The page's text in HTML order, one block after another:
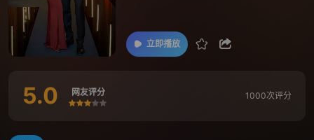
立即播放
5.0 网友评分
很差较差还行
推荐
力荐
1000次评分